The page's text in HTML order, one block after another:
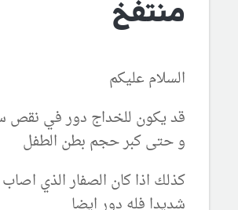
منتفخ
السلام عليكم
قد يكون للخداج دور في نقص
و حتى كبر حجم بطن الطفل
كذلك اذا كان الصفار الذي